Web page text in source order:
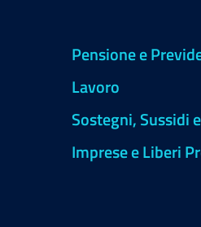
Pensione e
Lavoro
Sostegni, Sussidi
Imprese e Liberi